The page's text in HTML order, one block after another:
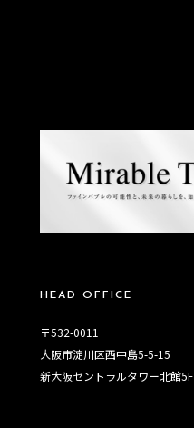
HEAD OFFICE
〒532-0011
大阪市淀川区西中島5-5-15
新大阪セントラルタワー北館5F